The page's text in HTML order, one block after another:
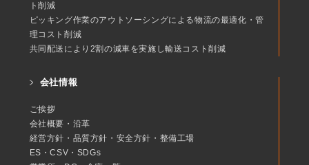
ト削減
ピッキング作業のアウトソーシングによる物流の最適化・管
理コスト削減
共同配送により2割の減車を実施し輸送コスト削減
会社情報
ご挨拶
会社概要・沿革
経営方針・品質方針・安全方針・整備工場
ES・CSV・SDGs